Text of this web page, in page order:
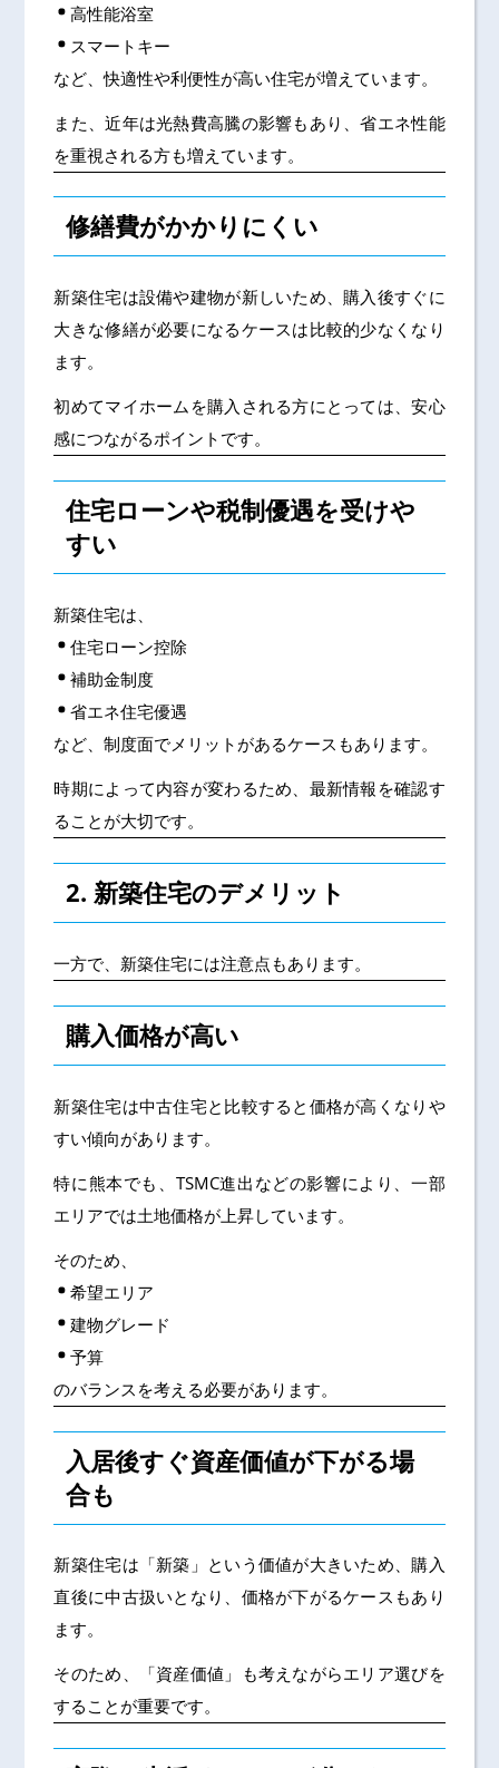
高性能浴室
スマートキー
など、快適性や利便性が高い住宅が増えています。
また、近年は光熱費高騰の影響もあり、省エネ性能
を重視される方も増えています。
修繕費がかかりにくい
新築住宅は設備や建物が新しいため、購入後すぐに
大きな修繕が必要になるケースは比較的少なくなり
ます。
初めてマイホームを購入される方にとっては、安心
感につながるポイントです。
住宅ローンや税制優遇を受けや
すい
新築住宅は、
住宅ローン控除
補助金制度
省エネ住宅優遇
など、制度面でメリットがあるケースもあります。
時期によって内容が変わるため、最新情報を確認す
ることが大切です。
2. 新築住宅のデメリット
一方で、新築住宅には注意点もあります。
購入価格が高い
新築住宅は中古住宅と比較すると価格が高くなりや
すい傾向があります。
特に熊本でも、TSMC進出などの影響により、一部
エリアでは土地価格が上昇しています。
そのため、
希望エリア
建物グレード
予算
のバランスを考える必要があります。
入居後すぐ資産価値が下がる場
合も
新築住宅は「新築」という価値が大きいため、購入
直後に中古扱いとなり、価格が下がるケースもあり
ます。
そのため、「資産価値」も考えながらエリア選びを
することが重要です。